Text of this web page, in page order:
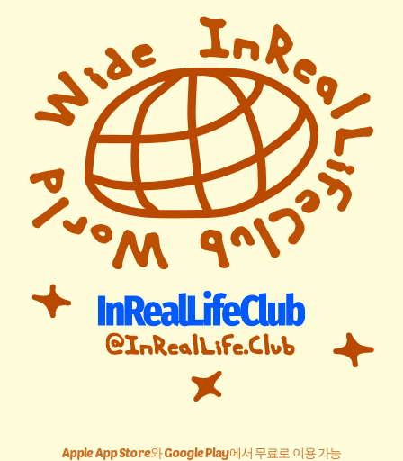
Apple App Store와 Google Play에서 무료로 이용 가능